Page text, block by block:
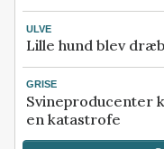
ULVE
Lille hund blev
GRISE
Svineproducenter
en katastrofe